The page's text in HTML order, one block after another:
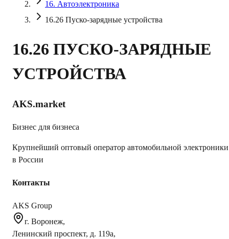
16. Автоэлектроника
16.26 Пуско-зарядные устройства
16.26 ПУСКО-ЗАРЯДНЫЕ
УСТРОЙСТВА
AKS.market
Бизнес для бизнеса
Крупнейший оптовый оператор автомобильной электроники
в России
Контакты
AKS Group
г. Воронеж,
Ленинский проспект, д. 119а,